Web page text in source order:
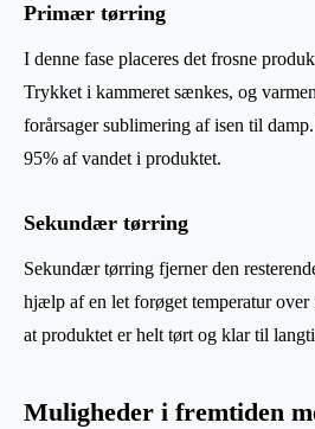
Primær tørring
I denne fase placeres det frosne
Trykket i kammeret sænkes, og
forårsager sublimering af isen til
95% af vandet i produktet.
Sekundær tørring
Sekundær tørring fjerner den
hjælp af en let forøget temperatur over
at produktet er helt tørt og klar til
Muligheder i fremtiden